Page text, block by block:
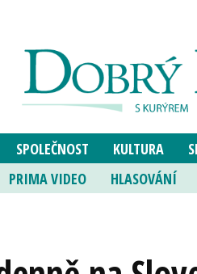
SPOLEČNOST KULTURA
PRIMA VIDEO HLASOVÁNÍ